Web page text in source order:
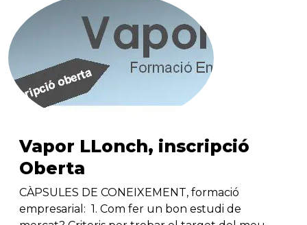
Vapor LLonch, inscripció
Oberta
CÀPSULES DE CONEIXEMENT, formació
empresarial: 1. Com fer un bon estudi de